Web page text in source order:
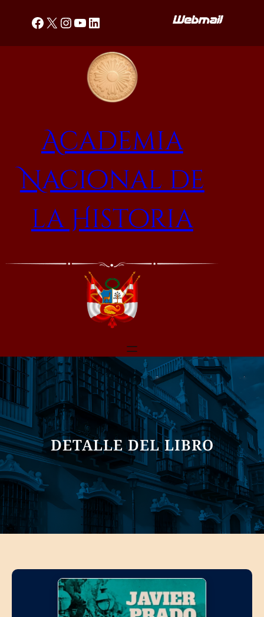
Facebook
X Instagram
YouTube
LinkedIn
Academia
Nacional de
la Historia
DETALLE DEL LIBRO